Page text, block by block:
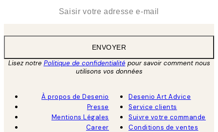
ENVOYER
Lisez notre Politique de confidentialitépour savoir comment nous
utilisons vos données
À propos de Desenio
Presse
Mentions Légales
Career
Desenio Art Advice
Service clients
Suivre votre commande
Conditions de ventes